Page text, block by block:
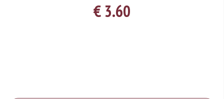
€ 3.60